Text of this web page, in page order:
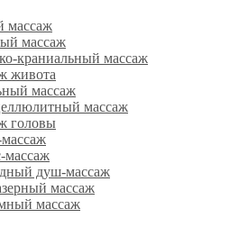
массаж
массаж
краниальный массаж
живота
массаж
массаж
головы
массаж
душ-массаж
массаж
массаж